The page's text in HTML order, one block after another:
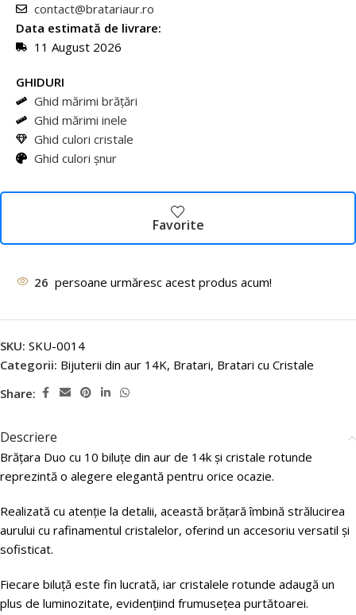
contact@bratariaur.ro
Data estimată de livrare:
11 August 2026
GHIDURI
Ghid mărimi brățări
Ghid mărimi inele
Ghid culori cristale
Ghid culori șnur
Favorite
26 persoane urmăresc acest produs acum!
SKU: SKU-0014
Categorii: Bijuterii din aur 14K, Bratari, Bratari cu Cristale
Share:
Descriere
Brățara Duo cu 10 biluțe din aur de 14k și cristale rotunde
reprezintă o alegere elegantă pentru orice ocazie.
Realizată cu atenție la detalii, această brățară îmbină strălucirea
aurului cu rafinamentul cristalelor, oferind un accesoriu versatil și
sofisticat.
Fiecare biluță este fin lucrată, iar cristalele rotunde adaugă un
plus de luminozitate, evidențiind frumusețea purtătoarei.